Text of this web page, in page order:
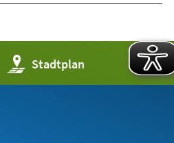
Stadtplan
(Öffnet
in
einem